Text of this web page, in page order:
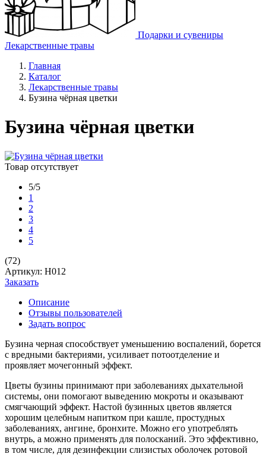
Подарки и сувениры
Лекарственные травы
Главная
Каталог
Лекарственные травы
Бузина чёрная цветки
Бузина чёрная цветки
Товар отсутствует
5/5
1
2
3
4
5
(72)
Артикул: H012
Заказать
Описание
Отзывы пользователей
Задать вопрос
Бузина черная способствует уменьшению воспалений, борется
с вредными бактериями, усиливает потоотделение и
проявляет мочегонный эффект.
Цветы бузины принимают при заболеваниях дыхательной
системы, они помогают выведению мокроты и оказывают
смягчающий эффект. Настой бузинных цветов является
хорошим целебным напитком при кашле, простудных
заболеваниях, ангине, бронхите. Можно его употреблять
внутрь, а можно применять для полосканий. Это эффективно,
в том числе, для дезинфекции слизистых оболочек ротовой